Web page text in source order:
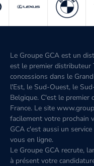
Le Groupe GCA est un
est le premier distributeur
concessions dans le
l'Est, le Sud-Ouest, le
Belgique. C'est le premier
France. Le site
facilement votre prochain
GCA c'est aussi un
vous en ligne.
Le Groupe GCA recrute,
à présent votre